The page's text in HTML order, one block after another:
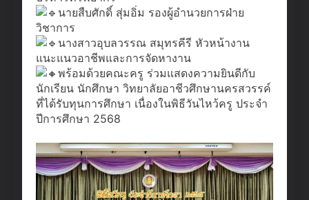
นายสืบศักดิ์ สุ่มอิ่ม รองผู้อำนวยการฝ่าย
วิชาการ
นางสาวอุบลวรรณ สมุทรคีรี หัวหน้างาน
แนะแนวอาชีพและการจัดหางาน
พร้อมด้วยคณะครู ร่วมแสดงความยินดีกับ
นักเรียน นักศึกษา วิทยาลัยอาชีวศึกษานครสวรรค์
ที่ได้รับทุนการศึกษา เนื่องในพิธีวันไหว้ครู ประจำ
ปีการศึกษา 2568